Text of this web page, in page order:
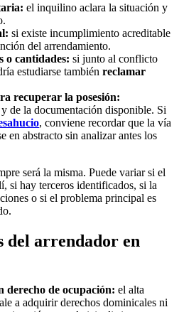
el inquilino aclara la situación y
si existe incumplimiento acreditable
del arrendamiento.
o cantidades: si junto al conflicto
estudiarse también reclamar
recuperar la posesión:
de la documentación disponible. Si
, conviene recordar que la vía
en abstracto sin analizar antes los
será la misma. Puede variar si el
si hay terceros identificados, si la
o si el problema principal es
del arrendador en
de ocupación: el alta
a adquirir derechos dominicales ni